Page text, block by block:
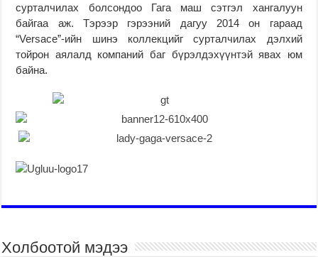
сурталчилах болсондоо Гага маш сэтгэл хангалуун
байгаа аж. Тэрээр гэрээний дагуу 2014 он гараад
“Versace”-ийн шинэ коллекцийг сурталчилах дэлхий
тойрон аялалд компаний баг бүрэлдэхүүнтэй явах юм
байна.
Холбоотой мэдээ